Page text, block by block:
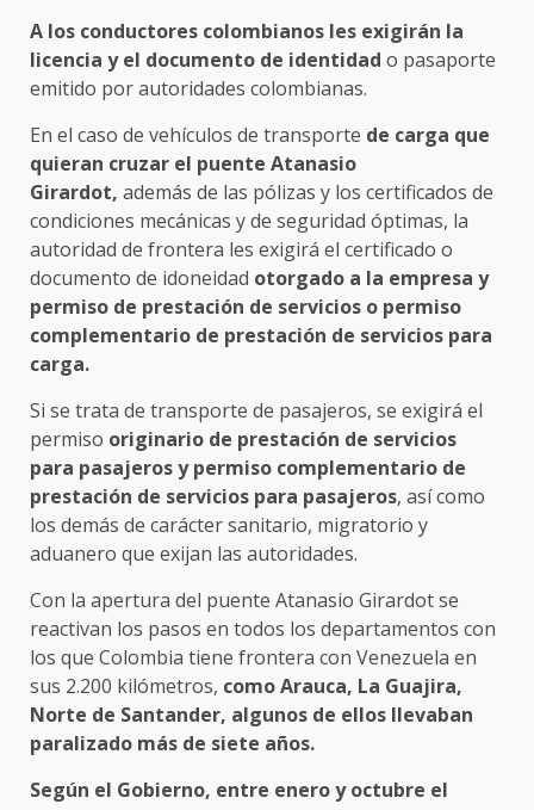
A los conductores colombianos les exigirán la
licencia y el documento de identidad o pasaporte
emitido por autoridades colombianas.
En el caso de vehículos de transporte de carga que
quieran cruzar el puente Atanasio
Girardot, además de las pólizas y los certificados de
condiciones mecánicas y de seguridad óptimas, la
autoridad de frontera les exigirá el certificado o
documento de idoneidad otorgado a la empresa y
permiso de prestación de servicios o permiso
complementario de prestación de servicios para
carga.
Si se trata de transporte de pasajeros, se exigirá el
permiso originario de prestación de servicios
para pasajeros y permiso complementario de
prestación de servicios para pasajeros, así como
los demás de carácter sanitario, migratorio y
aduanero que exijan las autoridades.
Con la apertura del puente Atanasio Girardot se
reactivan los pasos en todos los departamentos con
los que Colombia tiene frontera con Venezuela en
sus 2.200 kilómetros, como Arauca, La Guajira,
Norte de Santander, algunos de ellos llevaban
paralizado más de siete años.
Según el Gobierno, entre enero y octubre el